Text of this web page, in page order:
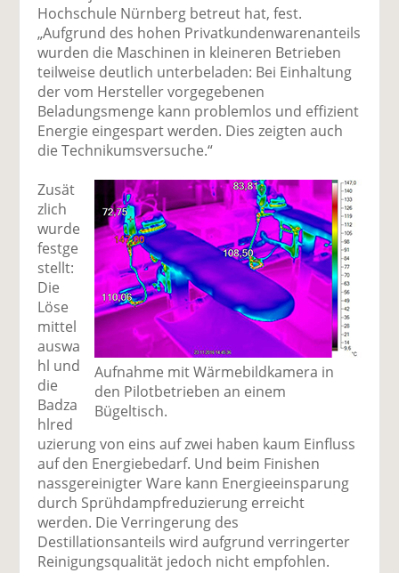
Hochschule Nürnberg betreut hat, fest.
„Aufgrund des hohen Privatkundenwarenanteils
wurden die Maschinen in kleineren Betrieben
teilweise deutlich unterbeladen: Bei Einhaltung
der vom Hersteller vorgegebenen
Beladungsmenge kann problemlos und effizient
Energie eingespart werden. Dies zeigten auch
die Technikumsversuche.“
Aufnahme mit Wärmebildkamera in
den Pilotbetrieben an einem
Bügeltisch.
Zusät
zlich
wurde
festge
stellt:
Die
Löse
mittel
auswa
hl und
die
Badza
hlred
uzierung von eins auf zwei haben kaum Einfluss
auf den Energiebedarf. Und beim Finishen
nassgereinigter Ware kann Energieeinsparung
durch Sprühdampfreduzierung erreicht
werden. Die Verringerung des
Destillationsanteils wird aufgrund verringerter
Reinigungsqualität jedoch nicht empfohlen.